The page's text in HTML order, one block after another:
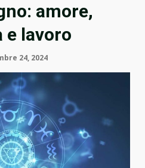
amore,
lavoro
24, 2024